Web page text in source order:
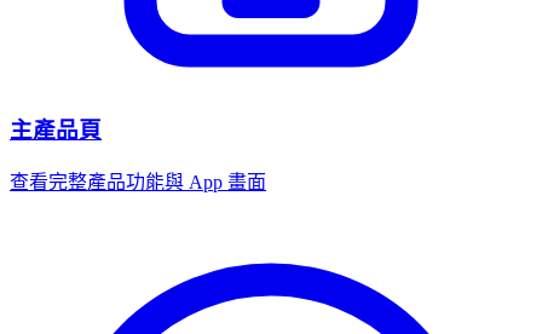
主產品頁
查看完整產品功能與 App 畫面